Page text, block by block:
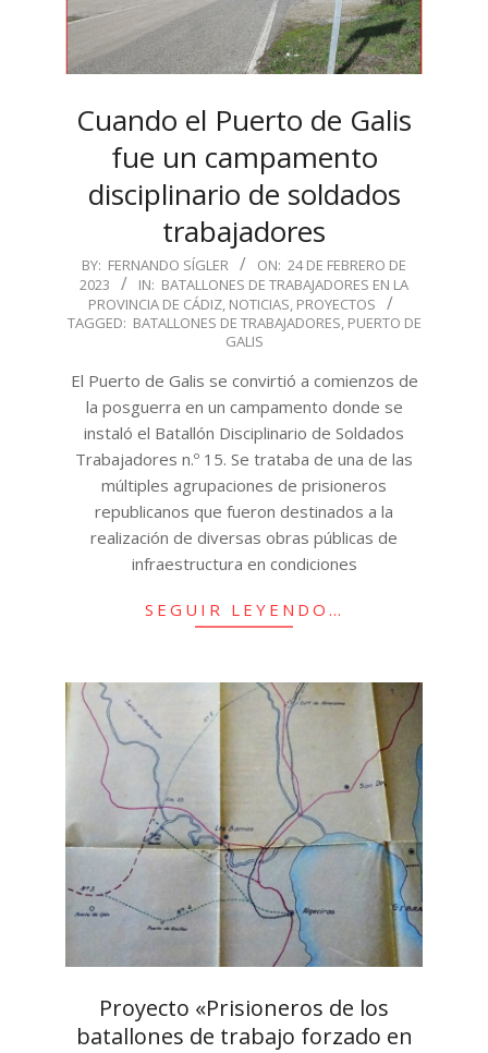
Cuando el Puerto de Galis
fue un campamento
disciplinario de soldados
trabajadores
2023-
02-
24
BY: FERNANDO SÍGLER ON: 24 DE FEBRERO DE
2023
IN: BATALLONES DE TRABAJADORES EN LA
PROVINCIA DE CÁDIZ, NOTICIAS, PROYECTOS
TAGGED: BATALLONES DE TRABAJADORES, PUERTO DE
GALIS
El Puerto de Galis se convirtió a comienzos de
la posguerra en un campamento donde se
instaló el Batallón Disciplinario de Soldados
Trabajadores n.º 15. Se trataba de una de las
múltiples agrupaciones de prisioneros
republicanos que fueron destinados a la
realización de diversas obras públicas de
infraestructura en condiciones
SEGUIR LEYENDO…
Proyecto «Prisioneros de los
batallones de trabajo forzado en